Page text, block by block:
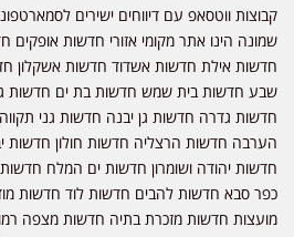
קבוצות ווטסאפ עם דיווחים ישירים
שמונה הינו אתר מקומי אזורי חדשות אופקים
חדשות אילת חדשות אשדוד חדשות אשקלון
שבע חדשות בית שמש חדשות בת ים חדשות
חדשות גדרה חדשות גן יבנה חדשות גני
הערבה חדשות הרצליה חדשות חולון חדשות
חדשות יהודה ושומרון חדשות ים המלח
כפר סבא חדשות להבים חדשות לוד חדשות
מועצות חדשות מזכרת בתיה חדשות מצפה